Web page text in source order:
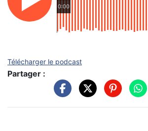
0:00
Télécharger le podcast
Partager :